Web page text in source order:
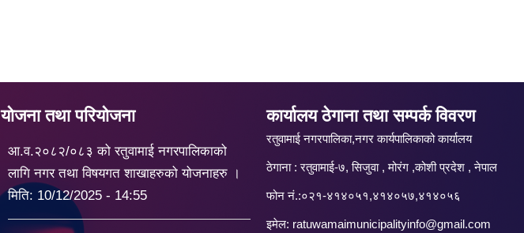
योजना तथा परियोजना
आ.व.२०८२/०८३ को रतुवामाई नगरपालिकाको
लागि नगर तथा विषयगत शाखाहरुको योजनाहरु ।
मिति: 10/12/2025 - 14:55
कार्यालय ठेगाना तथा सम्पर्क विवरण
रतुवामाई नगरपालिका,नगर कार्यपालिकाको कार्यालय
ठेगाना : रतुवामाई-७, सिजुवा , मोरंग ,कोशी प्रदेश , नेपाल
फोन नं.:०२१-४१४०५१,४१४०५७,४१४०५६
इमेल: ratuwamaimunicipalityinfo@gmail.com